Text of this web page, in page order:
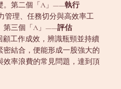
。第二個「A」——執行
管理、任務切分與高效率工
第三個「A」——評估
顧工作成效，辨識瓶頸並持續
結合，便能形成一股強大的
效率浪費的常見問題，達到頂